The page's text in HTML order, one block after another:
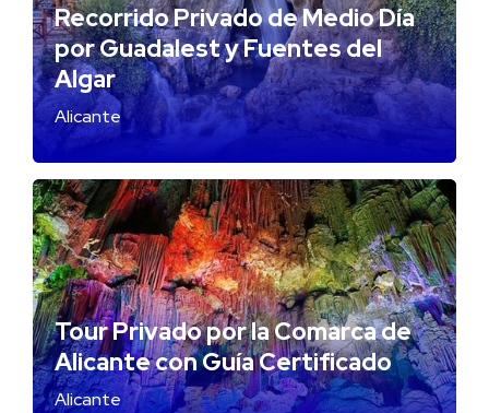
Recorrido Privado de Medio Día
por Guadalest y Fuentes del
Algar
Alicante
Tour Privado por la Comarca de
Alicante con Guía Certificado
Alicante